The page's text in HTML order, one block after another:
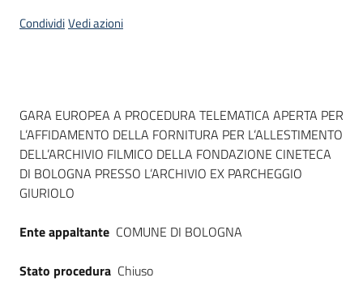
CondividiVedi azioni
Dati del bando
GARA EUROPEA A PROCEDURA TELEMATICA APERTA PER
L’AFFIDAMENTO DELLA FORNITURA PER L’ALLESTIMENTO
DELL’ARCHIVIO FILMICO DELLA FONDAZIONE CINETECA
DI BOLOGNA PRESSO L’ARCHIVIO EX PARCHEGGIO
GIURIOLO
Ente appaltante COMUNE DI BOLOGNA
Stato procedura Chiuso